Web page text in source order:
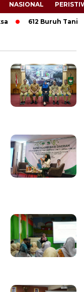
NASIONAL
612 Buruh Tani